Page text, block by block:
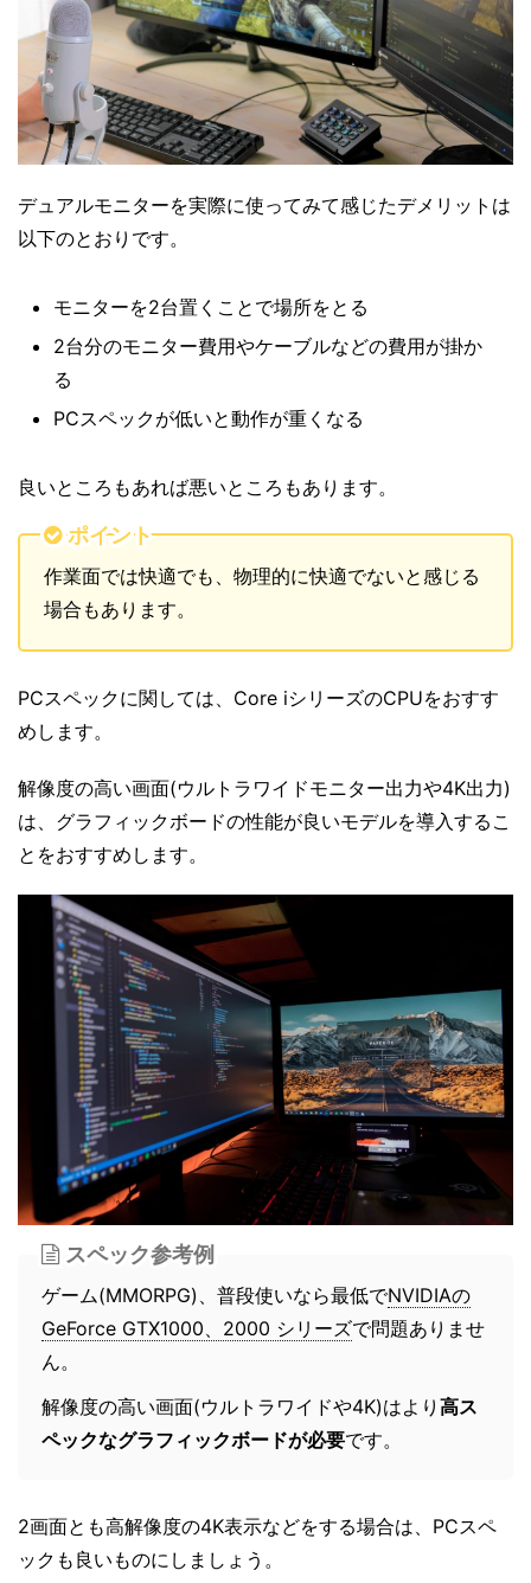
デュアルモニターを実際に使ってみて感じたデメリットは
以下のとおりです。
モニターを2台置くことで場所をとる
2台分のモニター費用やケーブルなどの費用が掛か
る
PCスペックが低いと動作が重くなる
良いところもあれば悪いところもあります。
ポイント
作業面では快適でも、物理的に快適でないと感じる
場合もあります。
PCスペックに関しては、Core iシリーズのCPUをおすす
めします。
解像度の高い画面(ウルトラワイドモニター出力や4K出力)
は、グラフィックボードの性能が良いモデルを導入するこ
とをおすすめします。
スペック参考例
ゲーム(MMORPG)、普段使いなら最低でNVIDIAの
GeForce GTX1000、2000 シリーズで問題ありませ
ん。
解像度の高い画面(ウルトラワイドや4K)はより 高ス
ペックなグラフィックボードが必要です。
2画面とも高解像度の4K表示などをする場合は、PCスペ
ックも良いものにしましょう。